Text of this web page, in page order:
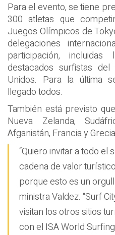
Para el evento, se tiene
300 atletas que
Juegos Olímpicos de
delegaciones
participación,
destacados surfistas
Unidos. Para la última
llegado todos.
También está previsto
Nueva Zelanda,
Afganistán, Francia y
“Quiero invitar a todo
cadena de valor
porque esto es un
ministra Valdez. “Surf
visitan los otros sitios
con el ISA World